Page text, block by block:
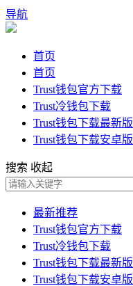
导航
首页
首页
Trust钱包官方下载
Trust冷钱包下载
Trust钱包下载最新版
Trust钱包下载安卓版
搜索 收起
最新推荐
Trust钱包官方下载
Trust冷钱包下载
Trust钱包下载最新版
Trust钱包下载安卓版